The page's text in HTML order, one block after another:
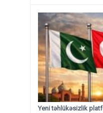
Yeni təhlükəsizlik